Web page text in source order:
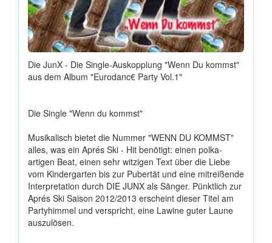
Die JunX - Die Single-Auskopplung "Wenn Du kommst"
aus dem Album "Eurodanc€ Party Vol.1"
Die Single "Wenn du kommst"
Musikalisch bietet die Nummer "WENN DU KOMMST"
alles, was ein Aprés Ski - Hit benötigt: einen polka-
artigen Beat, einen sehr witzigen Text über die Liebe
vom Kindergarten bis zur Pubertät und eine mitreißende
Interpretation durch DIE JUNX als Sänger. Pünktlich zur
Aprés Ski Saison 2012/2013 erscheint dieser Titel am
Partyhimmel und verspricht, eine Lawine guter Laune
auszulösen.